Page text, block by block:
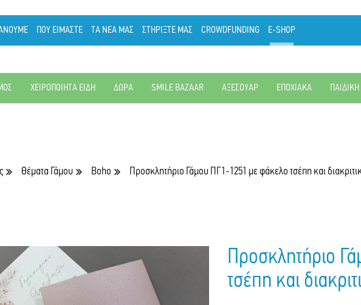
ΠΟΥ ΕΙΜΑΣΤΕ ΤΑ ΝΕΑ ΜΑΣ ΣΤΗΡΙΞΤΕ ΜΑΣ CROWDFUNDING E-SHOP
ΧΕΙΡΟΠΟΙΗΤΑ ΕΙΔΗ ΔΩΡΑ SMILE BAZAAR ΑΞΕΣΟΥΑΡ ΕΠΟΧΙΑΚΑ
Θέματα Γάμου Boho Προσκλητήριο Γάμου ΠΓ1-1251 με φάκελο τσέπη και
Προσκλητήριο
τσέπη και